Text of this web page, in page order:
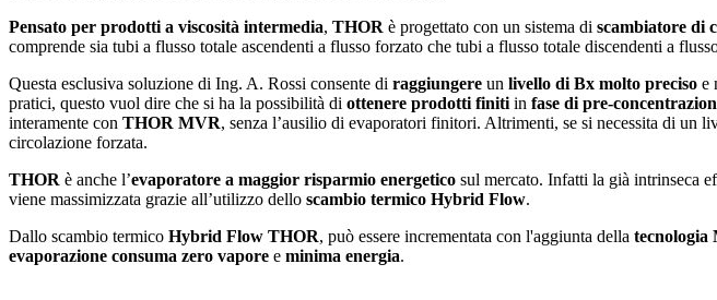
Pensato per prodotti a viscosità intermedia, THOR è progettato con un sistema di scambiatore di
comprende sia tubi a flusso totale ascendenti a flusso forzato che tubi a flusso totale discendenti a
Questa esclusiva soluzione di Ing. A. Rossi consente di raggiungere un livello di Bx molto preciso e
pratici, questo vuol dire che si ha la possibilità di ottenere prodotti finiti in fase di pre-
interamente con THOR MVR, senza l’ausilio di evaporatori finitori. Altrimenti, se si necessita di un
circolazione forzata.
THOR è anche l’evaporatore a maggior risparmio energetico sul mercato. Infatti la già intrinseca
viene massimizzata grazie all’utilizzo dello scambio termico Hybrid Flow.
Dallo scambio termico Hybrid Flow THOR, può essere incrementata con l'aggiunta della tecnologia
evaporazione consuma zero vapore e minima energia.